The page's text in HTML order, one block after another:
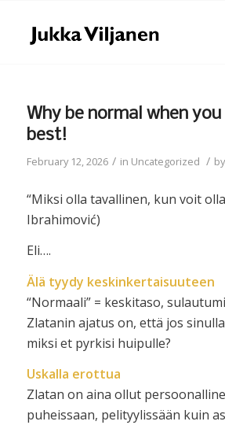
Why be normal when
best!
February 12, 2026 / in Uncategorized / by
“Miksi olla tavallinen, kun voit
Ibrahimović)
Eli….
Älä tyydy keskinkertaisuuteen
“Normaali” = keskitaso,
Zlatanin ajatus on, että jos
miksi et pyrkisi huipulle?
Uskalla erottua
Zlatan on aina ollut
puheissaan, pelityylissään kuin